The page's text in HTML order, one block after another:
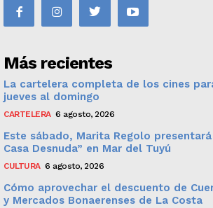
Más recientes
La cartelera completa de los cines
jueves al domingo
CARTELERA 6 agosto, 2026
Este sábado, Marita Regolo
Casa Desnuda” en Mar del Tuyú
CULTURA 6 agosto, 2026
Cómo aprovechar el descuento de
y Mercados Bonaerenses de La Costa